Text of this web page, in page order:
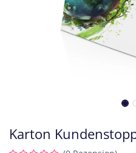
Karton